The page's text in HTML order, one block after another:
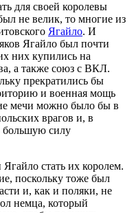
для своей королевы
не велик, то многие из
Ягайло. И
Ягайло был почти
них купились на
а также союз с ВКЛ.
прекратились бы
и военная мощь
мечи можно было бы в
врагов и, в
большую силу
стать их королем.
поскольку тоже был
и, как и поляки, не
немца, который